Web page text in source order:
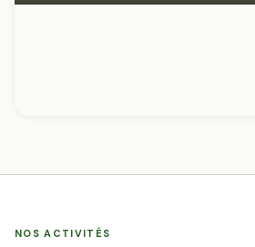
NOS ACTIVITÉS